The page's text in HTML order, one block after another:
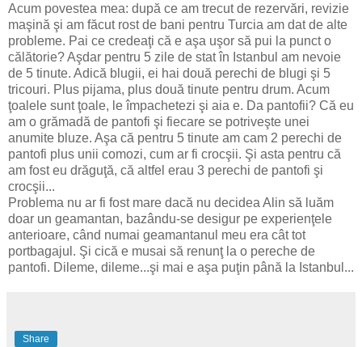
Acum povestea mea: după ce am trecut de rezervări, revizie
maşină şi am făcut rost de bani pentru Turcia am dat de alte
probleme. Pai ce credeaţi că e aşa uşor să pui la punct o
călătorie? Aşdar pentru 5 zile de stat în Istanbul am nevoie
de 5 tinute. Adică blugii, ei hai două perechi de blugi şi 5
tricouri. Plus pijama, plus două tinute pentru drum. Acum
ţoalele sunt ţoale, le împachetezi şi aia e. Da pantofii? Că eu
am o grămadă de pantofi şi fiecare se potriveşte unei
anumite bluze. Aşa că pentru 5 tinute am cam 2 perechi de
pantofi plus unii comozi, cum ar fi crocşii. Şi asta pentru că
am fost eu drăguţă, că altfel erau 3 perechi de pantofi şi
crocşii...
Problema nu ar fi fost mare dacă nu decidea Alin să luăm
doar un geamantan, bazându-se desigur pe experienţele
anterioare, când numai geamantanul meu era cât tot
portbagajul. Şi cică e musai să renunţ la o pereche de
pantofi. Dileme, dileme...şi mai e aşa puţin până la Istanbul...
Share